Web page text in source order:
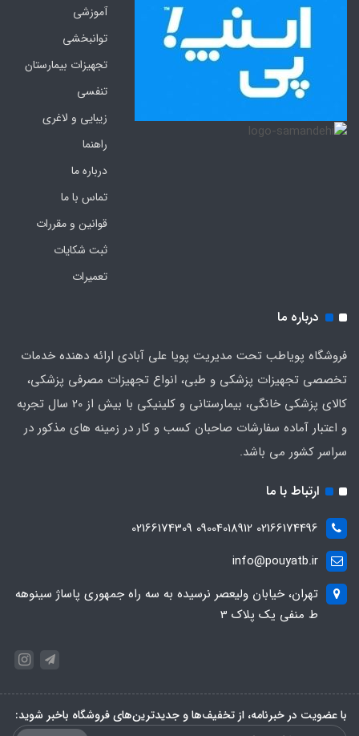
آموزشی
توانبخشی
تجهیزات بیمارستان
تنفسی
زیبایی و لاغری
راهنما
درباره ما
تماس با ما
قوانین و مقررات
ثبت شکایات
تعمیرات
درباره ما
فروشگاه پویاطب تحت مدیریت پویا علی آبادی ارائه دهنده خدمات
تخصصی تجهیزات پزشکی و طبی، انواع تجهیزات مصرفی پزشکی،
کالای پزشکی خانگی، بیمارستانی و کلینیکی با بیش از 20 سال تجربه
و اعتبار آماده سفارشات صاحبان کسب و کار در زمینه های مذکور در
سراسر کشور می باشد.
ارتباط با ما
02166174496 09004018912 02166174309
info@pouyatb.ir
تهران، خیابان ولیعصر نرسیده به سه راه جمهوری پاساژ سینوهه
ط منفی یک پلاک 3
با عضویت در خبرنامه، از تخفیف‌ها و جدیدترین‌های فروشگاه باخبر شوید: